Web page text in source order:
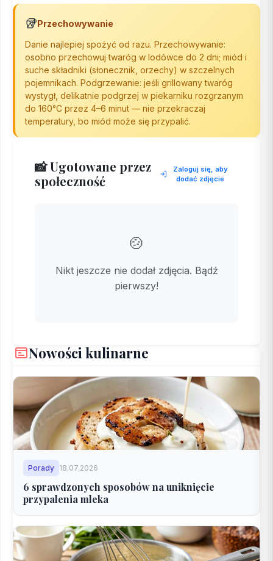
🥡Przechowywanie
Danie najlepiej spożyć od razu. Przechowywanie:
osobno przechowuj twaróg w lodówce do 2 dni; miód i
suche składniki (słonecznik, orzechy) w szczelnych
pojemnikach. Podgrzewanie: jeśli grillowany twaróg
wystygł, delikatnie podgrzej w piekarniku rozgrzanym
do 160°C przez 4–6 minut — nie przekraczaj
temperatury, bo miód może się przypalić.
📸 Ugotowane przez
społeczność
Zaloguj się, aby
dodać zdjęcie
🍲
Nikt jeszcze nie dodał zdjęcia. Bądź
pierwszy!
Nowości kulinarne
Porady 18.07.2026
6 sprawdzonych sposobów na uniknięcie
przypalenia mleka